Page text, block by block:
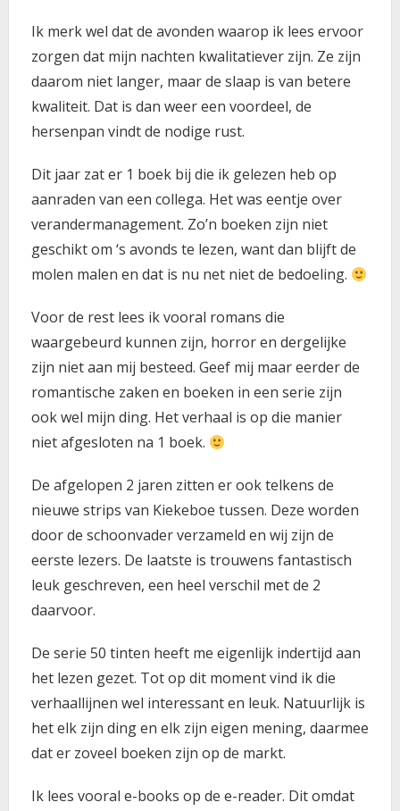
Ik merk wel dat de avonden waarop ik lees ervoor
zorgen dat mijn nachten kwalitatiever zijn. Ze zijn
daarom niet langer, maar de slaap is van betere
kwaliteit. Dat is dan weer een voordeel, de
hersenpan vindt de nodige rust.
Dit jaar zat er 1 boek bij die ik gelezen heb op
aanraden van een collega. Het was eentje over
verandermanagement. Zo’n boeken zijn niet
geschikt om ‘s avonds te lezen, want dan blijft de
molen malen en dat is nu net niet de bedoeling.
Voor de rest lees ik vooral romans die
waargebeurd kunnen zijn, horror en dergelijke
zijn niet aan mij besteed. Geef mij maar eerder de
romantische zaken en boeken in een serie zijn
ook wel mijn ding. Het verhaal is op die manier
niet afgesloten na 1 boek.
De afgelopen 2 jaren zitten er ook telkens de
nieuwe strips van Kiekeboe tussen. Deze worden
door de schoonvader verzameld en wij zijn de
eerste lezers. De laatste is trouwens fantastisch
leuk geschreven, een heel verschil met de 2
daarvoor.
De serie 50 tinten heeft me eigenlijk indertijd aan
het lezen gezet. Tot op dit moment vind ik die
verhaallijnen wel interessant en leuk. Natuurlijk is
het elk zijn ding en elk zijn eigen mening, daarmee
dat er zoveel boeken zijn op de markt.
Ik lees vooral e-books op de e-reader. Dit omdat